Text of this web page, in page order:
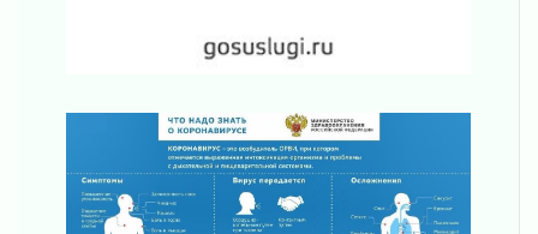
«Активное лето»
Ленобласть отметила заслуги жителей перед
регионом и страной
Ладога — не пруд
02 августа 2026